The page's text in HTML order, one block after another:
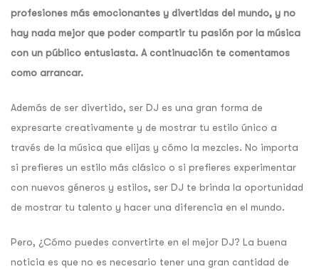
profesiones más emocionantes y divertidas del mundo, y no
hay nada mejor que poder compartir tu pasión por la música
con un público entusiasta. A continuación te comentamos
como arrancar.
Además de ser divertido, ser DJ es una gran forma de
expresarte creativamente y de mostrar tu estilo único a
través de la música que elijas y cómo la mezcles. No importa
si prefieres un estilo más clásico o si prefieres experimentar
con nuevos géneros y estilos, ser DJ te brinda la oportunidad
de mostrar tu talento y hacer una diferencia en el mundo.
Pero, ¿Cómo puedes convertirte en el mejor DJ? La buena
noticia es que no es necesario tener una gran cantidad de